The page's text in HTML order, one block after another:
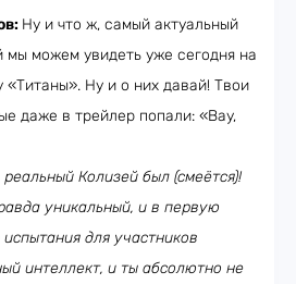
Ну и что ж, самый актуальный
мы можем увидеть уже сегодня на
Ну и о них давай! Твои
даже в трейлер попали: «Вау,
реальный Колизей был (смеётся)!
уникальный, и в первую
для участников
интеллект, и ты абсолютно не